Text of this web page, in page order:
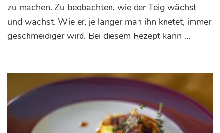
Füllung
zu machen. Zu beobachten, wie der Teig wächst
und wächst. Wie er, je länger man ihn knetet, immer
geschmeidiger wird. Bei diesem Rezept kann …